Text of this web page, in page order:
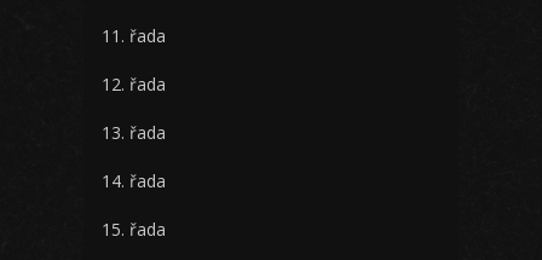
11. řada
12. řada
13. řada
14. řada
15. řada